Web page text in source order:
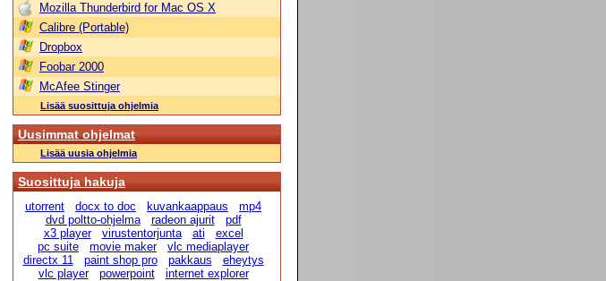
Mozilla Thunderbird for Mac OS X
Calibre (Portable)
Dropbox
Foobar 2000
McAfee Stinger
Lisää suosittuja ohjelmia
Uusimmat ohjelmat
Lisää uusia ohjelmia
Suosittuja hakuja
utorrent docx to doc kuvankaappaus
mp4
dvd poltto-ohjelma
radeon ajurit
pdf
x3 player
virustentorjunta ati
excel
pc suite
movie maker
vlc mediaplayer
directx 11
paint shop pro pakkaus
eheytys
vlc player
powerpoint
internet explorer